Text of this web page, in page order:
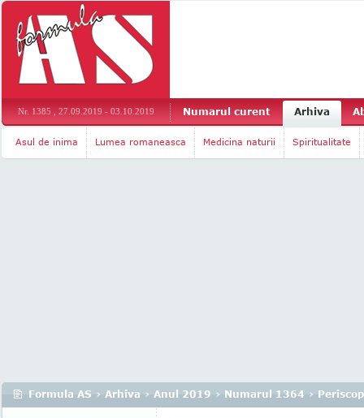
Nr. 1385 , 27.09.2019 - 03.10.2019 Numarul curent Arhiva
Asul de inima Lumea romaneasca Medicina naturii Spiritualitate
Formula AS › Arhiva › Anul 2019 › Numarul 1364 › Periscop